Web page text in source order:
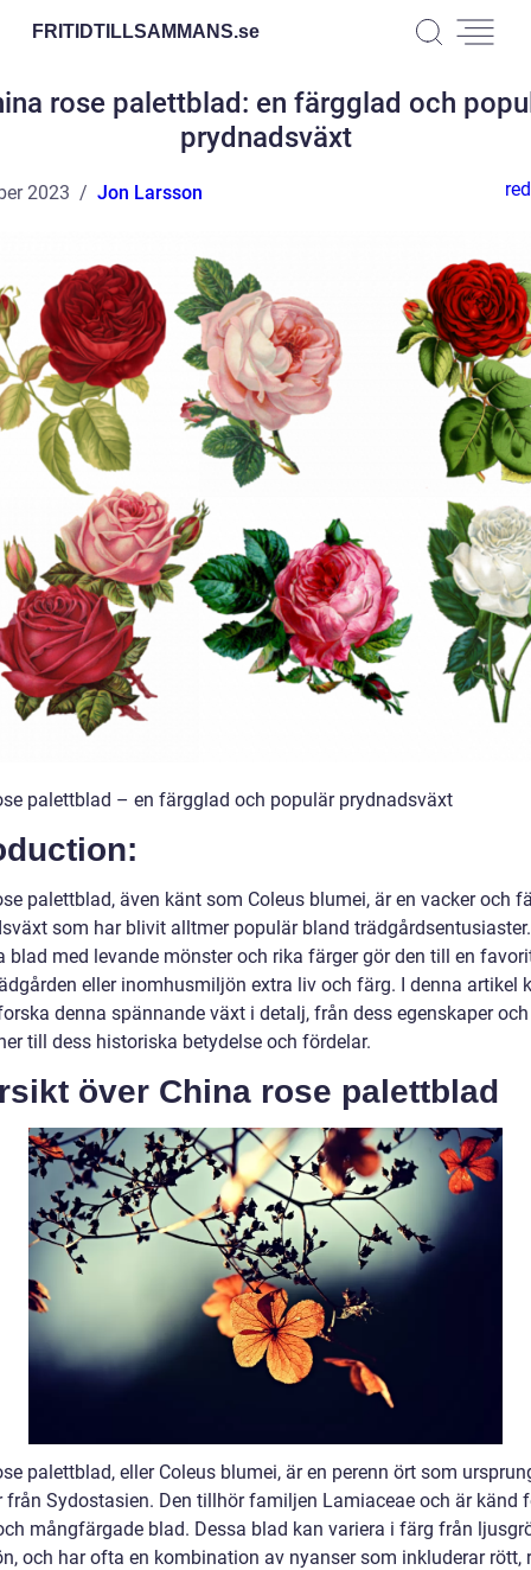
FRITIDTILLSAMMANS.se
rose palettblad: en färgglad och
prydnadsväxt
2023 Jon Larsson
palettblad – en färgglad och populär prydnadsväxt
palettblad, även känt som Coleus blumei, är en vacker och
som har blivit alltmer populär bland
blad med levande mönster och rika färger gör den till en
eller inomhusmiljön extra liv och färg. I denna artikel
denna spännande växt i detalj, från dess egenskaper och
till dess historiska betydelse och fördelar.
över China rose palettblad
palettblad, eller Coleus blumei, är en perenn ört som
från Sydostasien. Den tillhör familjen Lamiaceae och är känd
mångfärgade blad. Dessa blad kan variera i färg från
och har ofta en kombination av nyanser som inkluderar rött,